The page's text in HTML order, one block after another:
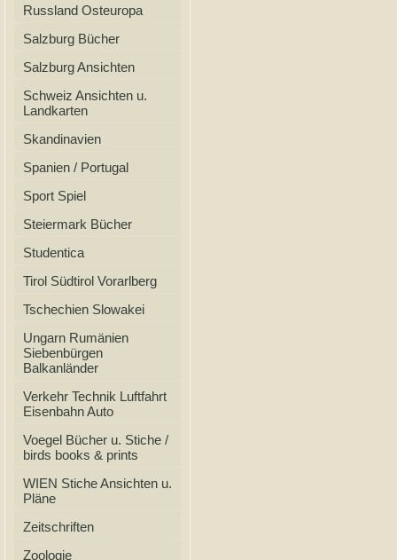
Russland Osteuropa
Salzburg Bücher
Salzburg Ansichten
Schweiz Ansichten u.
Landkarten
Skandinavien
Spanien / Portugal
Sport Spiel
Steiermark Bücher
Studentica
Tirol Südtirol Vorarlberg
Tschechien Slowakei
Ungarn Rumänien
Siebenbürgen
Balkanländer
Verkehr Technik Luftfahrt
Eisenbahn Auto
Voegel Bücher u. Stiche /
birds books & prints
WIEN Stiche Ansichten u.
Pläne
Zeitschriften
Zoologie